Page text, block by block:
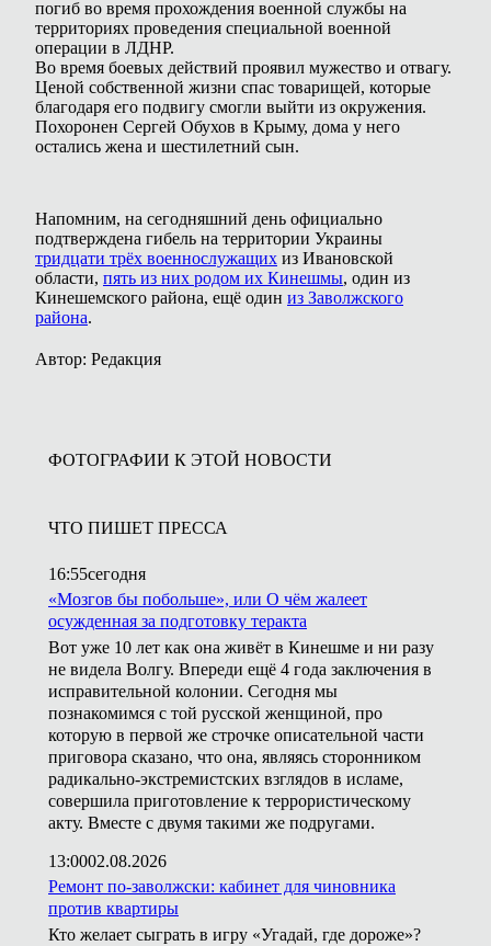
погиб во время прохождения военной службы на
территориях проведения специальной военной
операции в ЛДНР.
Во время боевых действий проявил мужество и отвагу.
Ценой собственной жизни спас товарищей, которые
благодаря его подвигу смогли выйти из окружения.
Похоронен Сергей Обухов в Крыму, дома у него
остались жена и шестилетний сын.
Напомним, на сегодняшний день официально
подтверждена гибель на территории Украины
тридцати трёх военнослужащих из Ивановской
области, пять из них родом их Кинешмы, один из
Кинешемского района, ещё один из Заволжского
района.
Автор: Редакция
ФОТОГРАФИИ К ЭТОЙ НОВОСТИ
ЧТО ПИШЕТ ПРЕССА
16:55сегодня
«Мозгов бы побольше», или О чём жалеет
осужденная за подготовку теракта
Вот уже 10 лет как она живёт в Кинешме и ни разу
не видела Волгу. Впереди ещё 4 года заключения в
исправительной колонии. Сегодня мы
познакомимся с той русской женщиной, про
которую в первой же строчке описательной части
приговора сказано, что она, являясь сторонником
радикально-экстремистских взглядов в исламе,
совершила приготовление к террористическому
акту. Вместе с двумя такими же подругами.
13:0002.08.2026
Ремонт по-заволжски: кабинет для чиновника
против квартиры
Кто желает сыграть в игру «Угадай, где дороже»?